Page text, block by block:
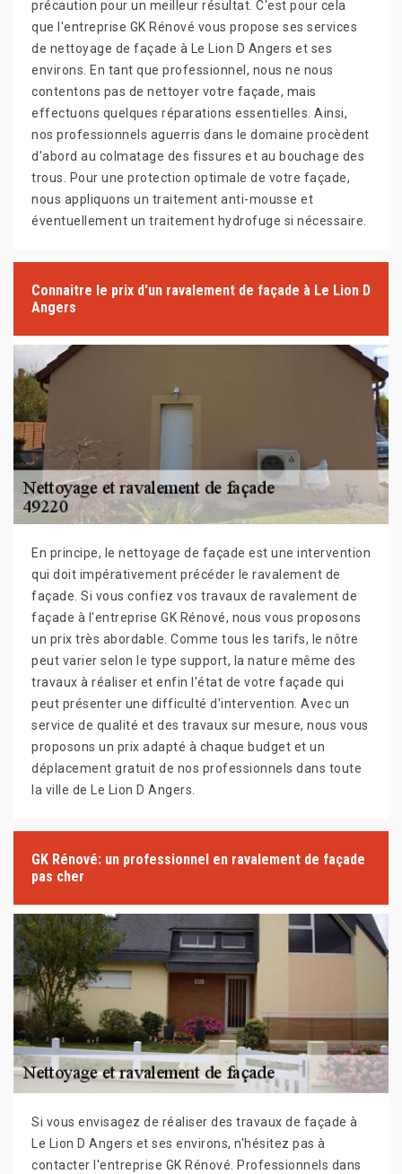
précaution pour un meilleur résultat. C'est pour cela
que l'entreprise GK Rénové vous propose ses services
de nettoyage de façade à Le Lion D Angers et ses
environs. En tant que professionnel, nous ne nous
contentons pas de nettoyer votre façade, mais
effectuons quelques réparations essentielles. Ainsi,
nos professionnels aguerris dans le domaine procèdent
d'abord au colmatage des fissures et au bouchage des
trous. Pour une protection optimale de votre façade,
nous appliquons un traitement anti-mousse et
éventuellement un traitement hydrofuge si nécessaire.
Connaitre le prix d'un ravalement de façade à Le Lion D
Angers
En principe, le nettoyage de façade est une intervention
qui doit impérativement précéder le ravalement de
façade. Si vous confiez vos travaux de ravalement de
façade à l'entreprise GK Rénové, nous vous proposons
un prix très abordable. Comme tous les tarifs, le nôtre
peut varier selon le type support, la nature même des
travaux à réaliser et enfin l'état de votre façade qui
peut présenter une difficulté d'intervention. Avec un
service de qualité et des travaux sur mesure, nous vous
proposons un prix adapté à chaque budget et un
déplacement gratuit de nos professionnels dans toute
la ville de Le Lion D Angers.
GK Rénové: un professionnel en ravalement de façade
pas cher
Si vous envisagez de réaliser des travaux de façade à
Le Lion D Angers et ses environs, n'hésitez pas à
contacter l'entreprise GK Rénové. Professionnels dans